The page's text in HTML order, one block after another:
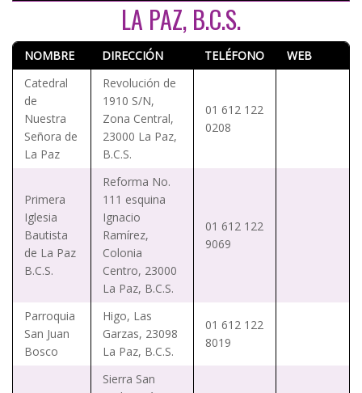
LA PAZ, B.C.S.
NOMBRE DIRECCIÓN TELÉFONO
WEB
Catedral
de
Nuestra
Señora de
La Paz
Revolución de
1910 S/N,
Zona Central,
23000 La Paz,
B.C.S.
01 612 122
0208
Primera
Iglesia
Bautista
de La Paz
B.C.S.
Reforma No.
111 esquina
Ignacio
Ramírez,
Colonia
Centro, 23000
La Paz, B.C.S.
01 612 122
9069
Parroquia
San Juan
Bosco
Higo, Las
Garzas, 23098
La Paz, B.C.S.
01 612 122
8019
Sierra San